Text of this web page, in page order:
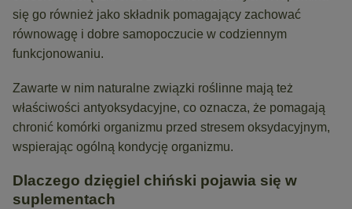
się go również jako składnik pomagający zachować
równowagę i dobre samopoczucie w codziennym
funkcjonowaniu.
Zawarte w nim naturalne związki roślinne mają też
właściwości antyoksydacyjne, co oznacza, że pomagają
chronić komórki organizmu przed stresem oksydacyjnym,
wspierając ogólną kondycję organizmu.
Dlaczego dzięgiel chiński pojawia się w
suplementach